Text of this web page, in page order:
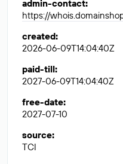
admin-contact:
https://
created:
2026-06-09T14:04:40Z
paid-till:
2027-06-09T14:04:40Z
free-date:
2027-07-10
source:
TCI